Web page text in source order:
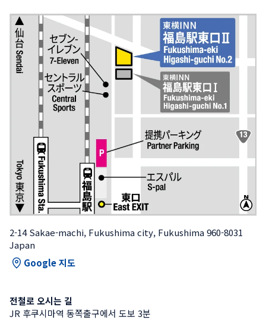
2-14 Sakae-machi, Fukushima city, Fukushima 960-8031
Japan
Google 지도
전철로 오시는 길
JR 후쿠시마역 동쪽출구에서 도보 3분